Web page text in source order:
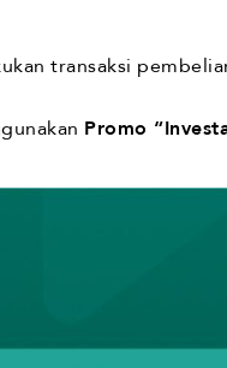
transaksi
Promo